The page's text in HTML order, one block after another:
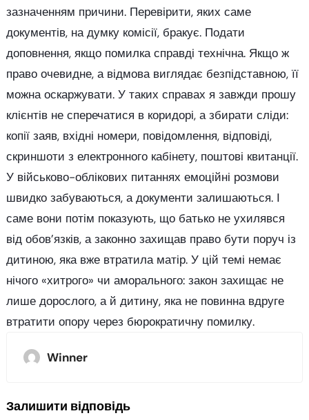
зазначенням причини. Перевірити, яких саме
документів, на думку комісії, бракує. Подати
доповнення, якщо помилка справді технічна. Якщо ж
право очевидне, а відмова виглядає безпідставною, її
можна оскаржувати. У таких справах я завжди прошу
клієнтів не сперечатися в коридорі, а збирати сліди:
копії заяв, вхідні номери, повідомлення, відповіді,
скриншоти з електронного кабінету, поштові квитанції.
У військово-облікових питаннях емоційні розмови
швидко забуваються, а документи залишаються. І
саме вони потім показують, що батько не ухилявся
від обов’язків, а законно захищав право бути поруч із
дитиною, яка вже втратила матір. У цій темі немає
нічого «хитрого» чи аморального: закон захищає не
лише дорослого, а й дитину, яка не повинна вдруге
втратити опору через бюрократичну помилку.
Winner
Залишити відповідь